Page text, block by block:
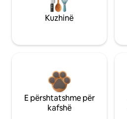
Kuzhinë
E përshtatshme për
kafshë